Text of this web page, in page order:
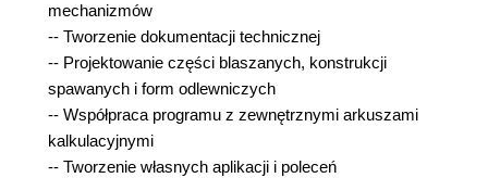
mechanizmów
-- Tworzenie dokumentacji technicznej
-- Projektowanie części blaszanych, konstrukcji
spawanych i form odlewniczych
-- Współpraca programu z zewnętrznymi arkuszami
kalkulacyjnymi
-- Tworzenie własnych aplikacji i poleceń